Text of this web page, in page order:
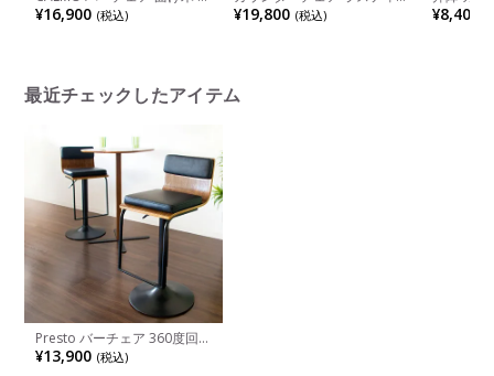
もたれ付き 回転 高さ調整 カ
ウンターチェア ハイチェア
¥16,900 (税込) ク 木製 天然木 背もたれ 固定
脚 高さ調節 回転 足置き 合成
¥19,800 (税込) 椅子 合皮
ェア ハイ
¥8,400
最近チェックしたアイテム
Presto バーチェア 360度回転
レバー昇降式 背もたれ付 足
置き付 カウンターチェア
¥13,900 (税込)